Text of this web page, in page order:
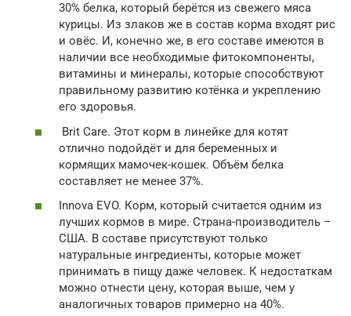
30% белка, который берётся из свежего мяса
курицы. Из злаков же в состав корма входят рис
и овёс. И, конечно же, в его составе имеются в
наличии все необходимые фитокомпоненты,
витамины и минералы, которые способствуют
правильному развитию котёнка и укреплению
его здоровья.
Brit Care. Этот корм в линейке для котят
отлично подойдёт и для беременных и
кормящих мамочек-кошек. Объём белка
составляет не менее 37%.
Innova EVO. Корм, который считается одним из
лучших кормов в мире. Страна-производитель –
США. В составе присутствуют только
натуральные ингредиенты, которые может
принимать в пищу даже человек. К недостаткам
можно отнести цену, которая выше, чем у
аналогичных товаров примерно на 40%.